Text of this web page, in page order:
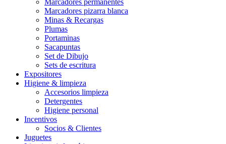
Marcadores permanentes
Marcadores pizarra blanca
Minas & Recargas
Plumas
Portaminas
Sacapuntas
Set de Dibujo
Sets de escritura
Expositores
Higiene & limpieza
Accesorios limpieza
Detergentes
Higiene personal
Incentivos
Socios & Clientes
Juguetes